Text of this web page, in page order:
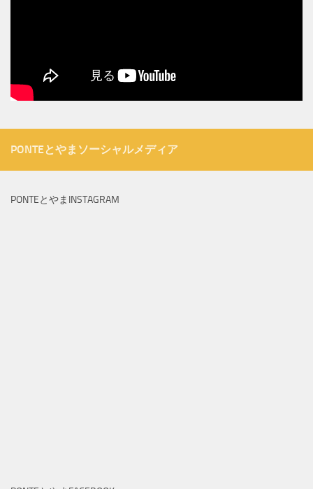
PONTEとやまソーシャルメディア
PONTEとやまINSTAGRAM